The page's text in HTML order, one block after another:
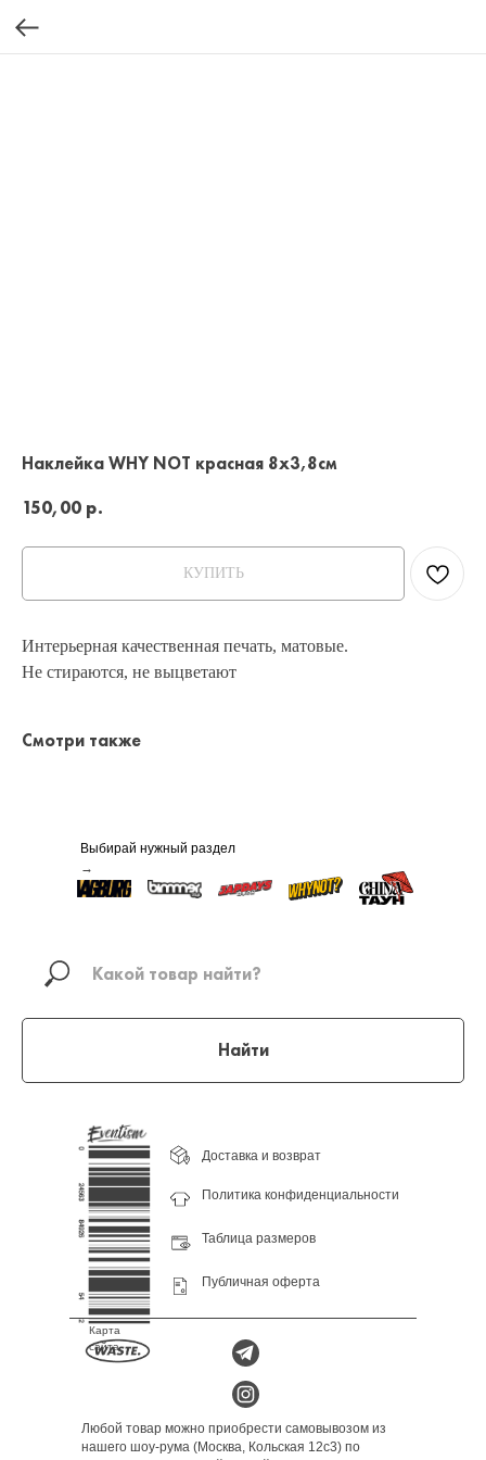
Наклейка WHY NOT красная 8x3,8см
150,00 р.
КУПИТЬ
Интерьерная качественная печать, матовые.
Не стираются, не выцветают
Смотри также
Выбирай нужный раздел
→
Найти
Доставка и возврат
Политика конфиденциальности
Публичная оферта
Таблица размеров
Любой товар можно приобрести самовывозом из
нашего шоу-рума (Москва, Кольская 12с3) по
Карта
сайта